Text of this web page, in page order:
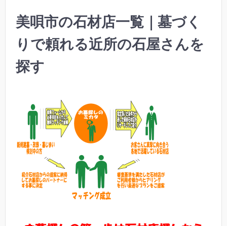
美唄市の石材店一覧｜墓づく
りで頼れる近所の石屋さんを
探す